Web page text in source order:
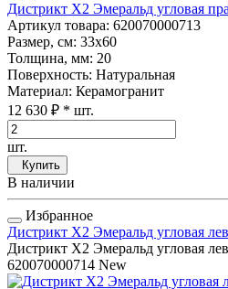
Дистрикт Х2 Эмеральд угловая
Артикул товара: 620070000713
Размер, см: 33x60
Толщина, мм: 20
Поверхность: Натуральная
Материал: Керамогранит
12 630 ₽ * шт.
шт.
Купить
В наличии
Избранное
Дистрикт Х2 Эмеральд угловая
Дистрикт Х2 Эмеральд угловая
620070000714 New